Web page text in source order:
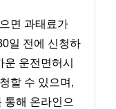
면 과태료가
일 전에 신청하
운전면허시
할 수 있으며,
통해 온라인으